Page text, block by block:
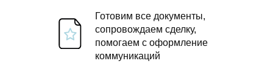
Готовим все документы,
сопровождаем сделку,
помогаем с оформление
коммуникаций